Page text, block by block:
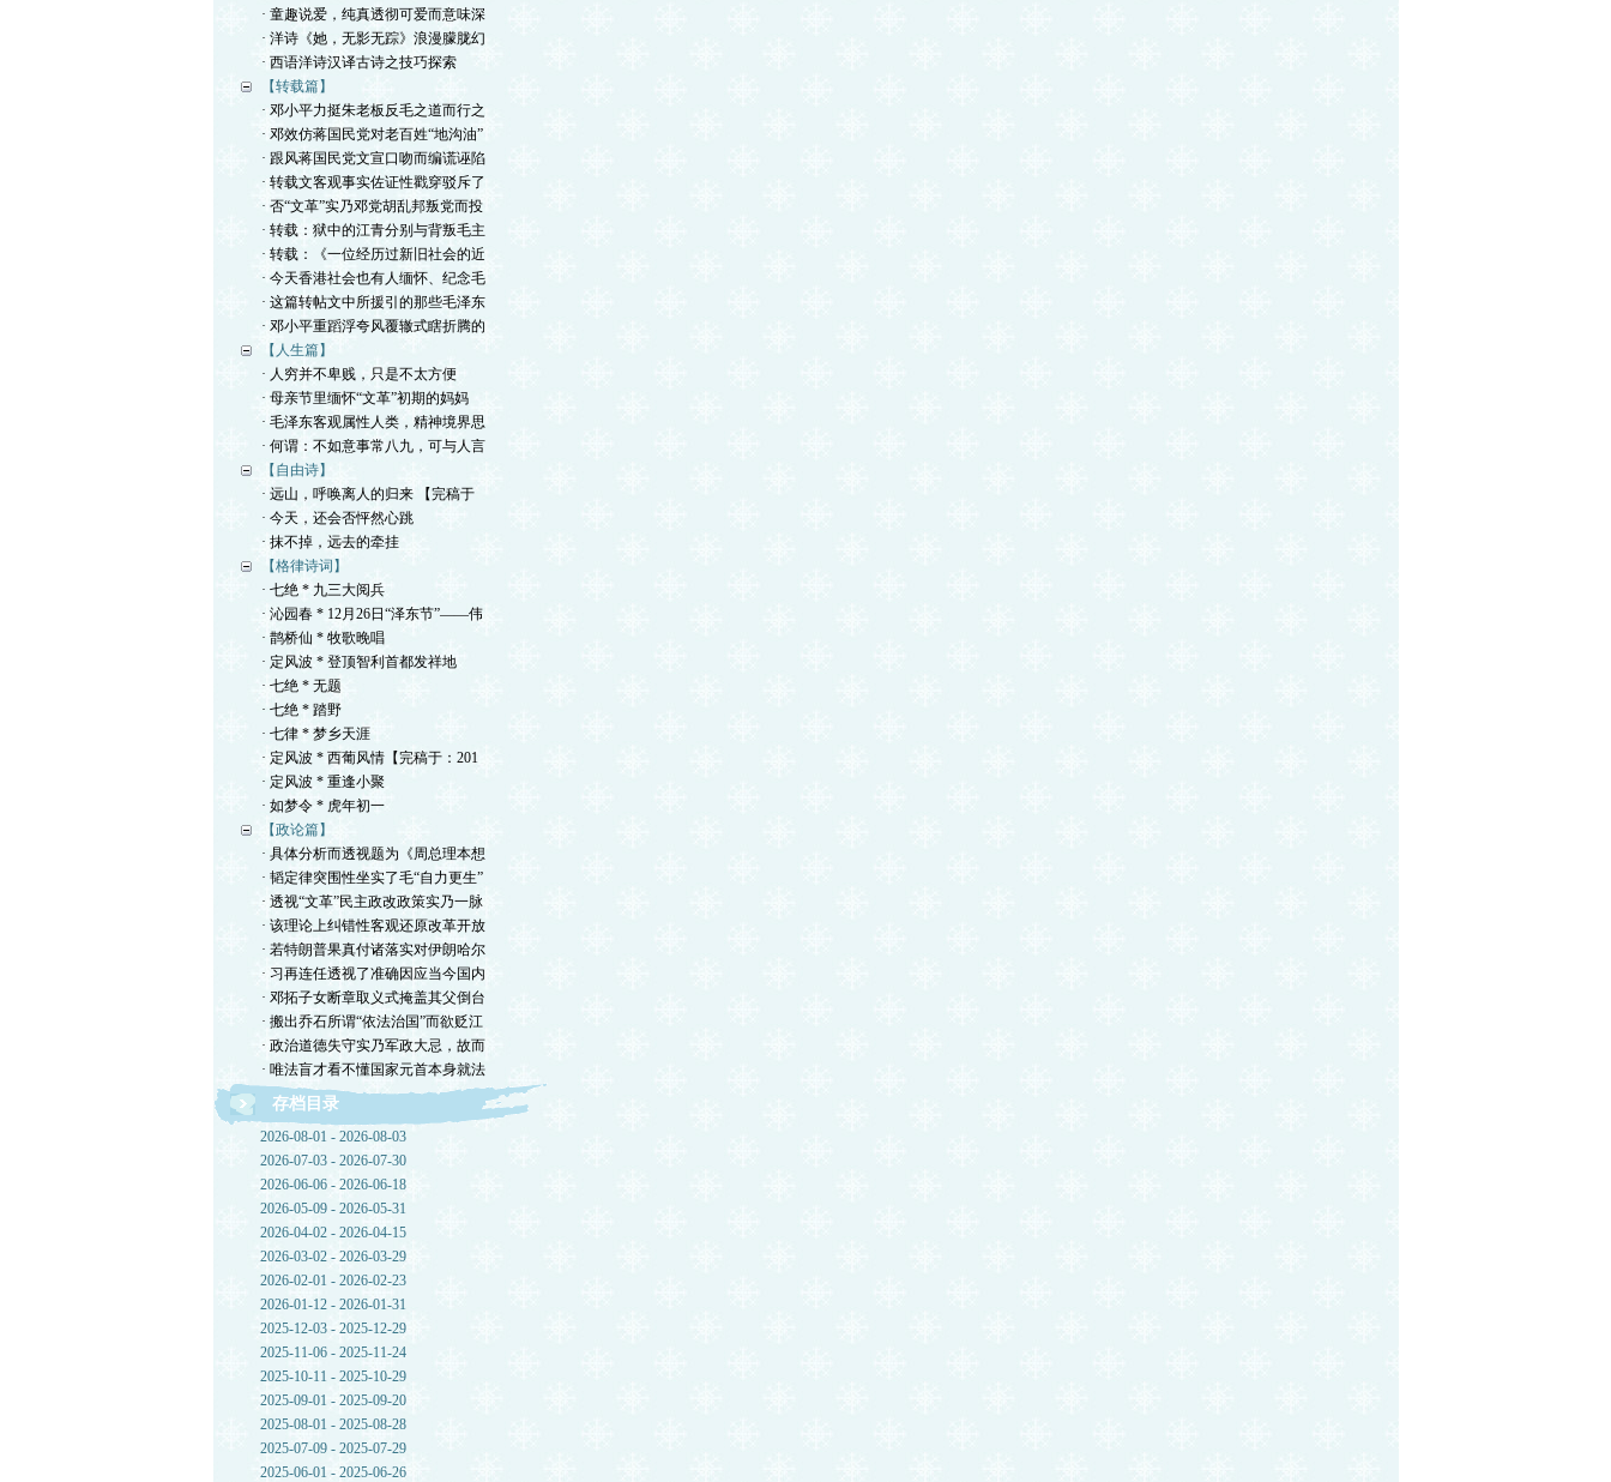
· 童趣说爱，纯真透彻可爱而意味深
· 洋诗《她，无影无踪》浪漫朦胧幻
· 西语洋诗汉译古诗之技巧探索
【转载篇】
· 邓小平力挺朱老板反毛之道而行之
· 邓效仿蒋国民党对老百姓“地沟油”
· 跟风蒋国民党文宣口吻而编谎诬陷
· 转载文客观事实佐证性戳穿驳斥了
· 否“文革”实乃邓党胡乱邦叛党而投
· 转载：狱中的江青分别与背叛毛主
· 转载：《一位经历过新旧社会的近
· 今天香港社会也有人缅怀、纪念毛
· 这篇转帖文中所援引的那些毛泽东
· 邓小平重蹈浮夸风覆辙式瞎折腾的
【人生篇】
· 人穷并不卑贱，只是不太方便
· 母亲节里缅怀“文革”初期的妈妈
· 毛泽东客观属性人类，精神境界思
· 何谓：不如意事常八九，可与人言
【自由诗】
· 远山，呼唤离人的归来 【完稿于
· 今天，还会否怦然心跳
· 抹不掉，远去的牵挂
【格律诗词】
· 七绝 * 九三大阅兵
· 沁园春 * 12月26日“泽东节”——伟
· 鹊桥仙 * 牧歌晚唱
· 定风波 * 登顶智利首都发祥地
· 七绝 * 无题
· 七绝 * 踏野
· 七律 * 梦乡天涯
· 定风波 * 西葡风情【完稿于：201
· 定风波 * 重逢小聚
· 如梦令 * 虎年初一
【政论篇】
· 具体分析而透视题为《周总理本想
· 韬定律突围性坐实了毛“自力更生”
· 透视“文革”民主政改政策实乃一脉
· 该理论上纠错性客观还原改革开放
· 若特朗普果真付诸落实对伊朗哈尔
· 习再连任透视了准确因应当今国内
· 邓拓子女断章取义式掩盖其父倒台
· 搬出乔石所谓“依法治国”而欲贬江
· 政治道德失守实乃军政大忌，故而
· 唯法盲才看不懂国家元首本身就法
存档目录
2026-08-01 - 2026-08-03
2026-07-03 - 2026-07-30
2026-06-06 - 2026-06-18
2026-05-09 - 2026-05-31
2026-04-02 - 2026-04-15
2026-03-02 - 2026-03-29
2026-02-01 - 2026-02-23
2026-01-12 - 2026-01-31
2025-12-03 - 2025-12-29
2025-11-06 - 2025-11-24
2025-10-11 - 2025-10-29
2025-09-01 - 2025-09-20
2025-08-01 - 2025-08-28
2025-07-09 - 2025-07-29
2025-06-01 - 2025-06-26